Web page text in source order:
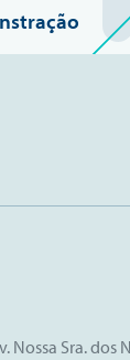
Nossa Sra. dos